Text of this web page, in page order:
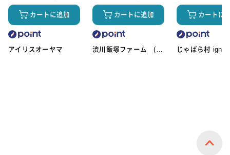
カートに追加
アイリスオーヤマ
カートに追加
渋川飯塚ファーム (ア
カートに
じゃばら村